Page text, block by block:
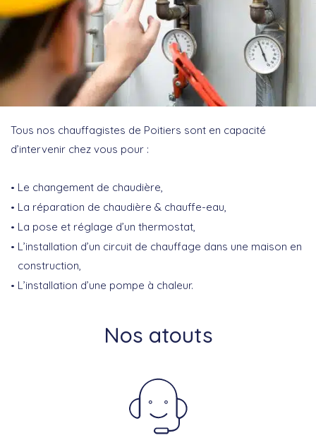
Tous nos chauffagistes de Poitiers sont en capacité
d’intervenir chez vous pour :
Le changement de chaudière,
La réparation de chaudière & chauffe-eau,
La pose et réglage d’un thermostat,
L’installation d’un circuit de chauffage dans une maison en
construction,
L’installation d’une pompe à chaleur.
Nos atouts